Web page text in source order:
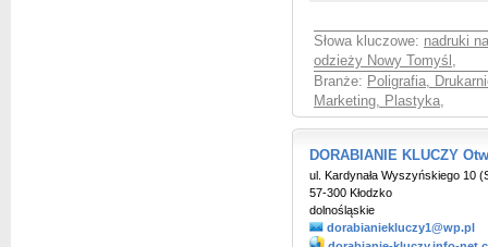
Słowa kluczowe: nadruki
odzieży Nowy Tomyśl ,
Branże: Poligrafia,
Marketing, Plastyka,
DORABIANIE KLUCZY
ul. Kardynała Wyszyńskiego 10
57-300 Kłodzko
dolnośląskie
dorabianiekluczy1@wp.pl